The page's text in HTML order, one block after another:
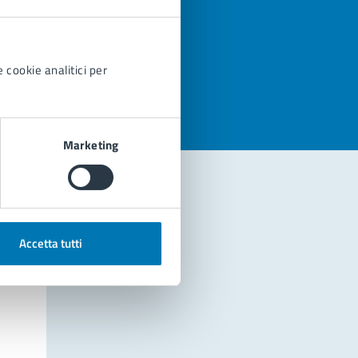
cookie analitici per
Marketing
Accetta tutti